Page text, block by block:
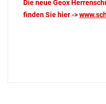
Die neue Geox
finden Sie hier->